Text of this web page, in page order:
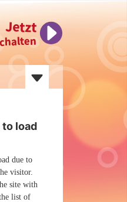
Jetzt
load
due to
visitor.
site with
list of